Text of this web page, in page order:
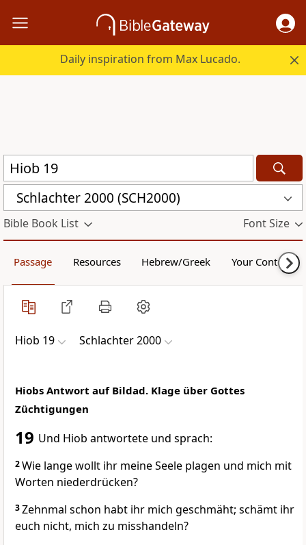
Daily inspiration from Max Lucado.
Schlachter 2000 (SCH2000)
Bible Book List Font Size
Passage Resources Hebrew/Greek Your Content
Hiob 19 Schlachter 2000
Hiobs Antwort auf Bildad. Klage über Gottes
Züchtigungen
19 Und Hiob antwortete und sprach:
2Wie lange wollt ihr meine Seele plagen und mich mit
Worten niederdrücken?
3Zehnmal schon habt ihr mich geschmäht; schämt ihr
euch nicht, mich zu misshandeln?